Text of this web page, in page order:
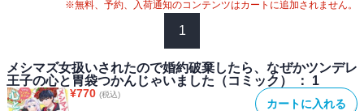
※無料、予約、入荷通知のコンテンツはカートに追加されません。
1
メシマズ女扱いされたので婚約破棄したら、なぜかツンデレ
王子の心と胃袋つかんじゃいました（コミック） ： 1
¥770 (税込)
カートに入れる